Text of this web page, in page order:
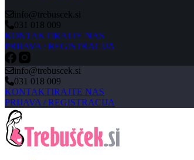
info@trebuscek.si
031 018 009
KONTAKTIRAJTE NAS
PRIJAVA / REGISTRACIJA
info@trebuscek.si
031 018 009
KONTAKTIRAJTE NAS
PRIJAVA / REGISTRACIJA